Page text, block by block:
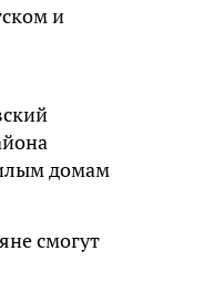
и
домам
смогут